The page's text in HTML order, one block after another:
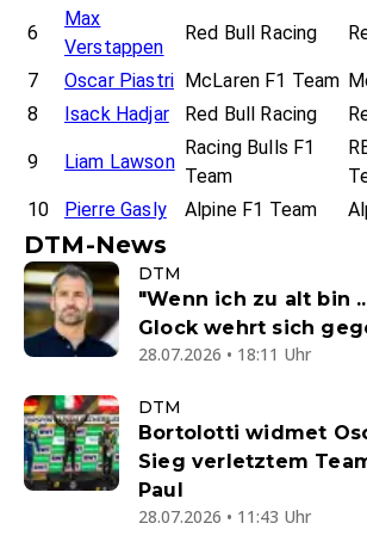
6
Max
Verstappen
Red Bull Racing
7 Oscar Piastri McLaren F1 Team
8
Isack Hadjar Red Bull Racing
9 Liam Lawson
Racing Bulls F1
Team
10 Pierre Gasly Alpine F1 Team
DTM-News
DTM
"Wenn ich zu alt bin
Glock wehrt sich
28.07.2026 • 18:11 Uhr
DTM
Bortolotti widmet
Sieg verletztem
Paul
28.07.2026 • 11:43 Uhr